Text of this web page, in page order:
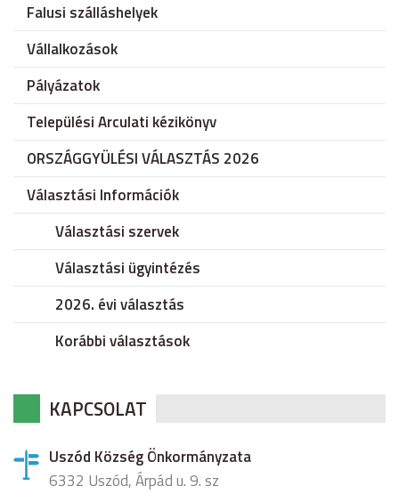
Falusi szálláshelyek
Vállalkozások
Pályázatok
Települési Arculati kézikönyv
ORSZÁGGYÜLÉSI VÁLASZTÁS 2026
Választási Információk
Választási szervek
Választási ügyintézés
2026. évi választás
Korábbi választások
KAPCSOLAT
Uszód Község Önkormányzata
6332 Uszód, Árpád u. 9. sz